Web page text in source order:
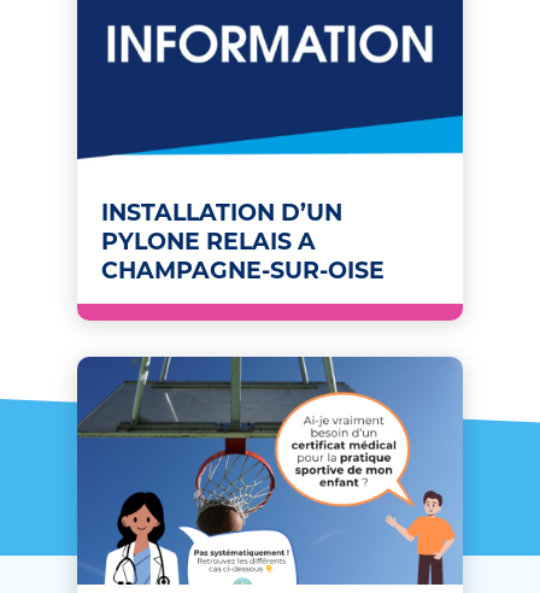
INSTALLATION D’UN
PYLONE RELAIS A
CHAMPAGNE-SUR-OISE